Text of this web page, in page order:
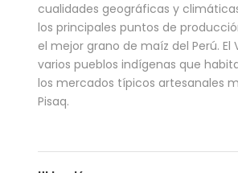
cualidades geográficas y
los principales puntos de
el mejor grano de maíz del Perú.
varios pueblos indígenas que
los mercados típicos artesanales
Pisaq.